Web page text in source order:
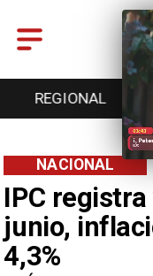
ENTRETENCIÓN
IPC
junio,
4,3%
NACIONAL